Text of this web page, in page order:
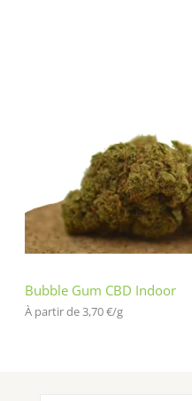
Bubble Gum CBD Indoor
À partir de 3,70€/g